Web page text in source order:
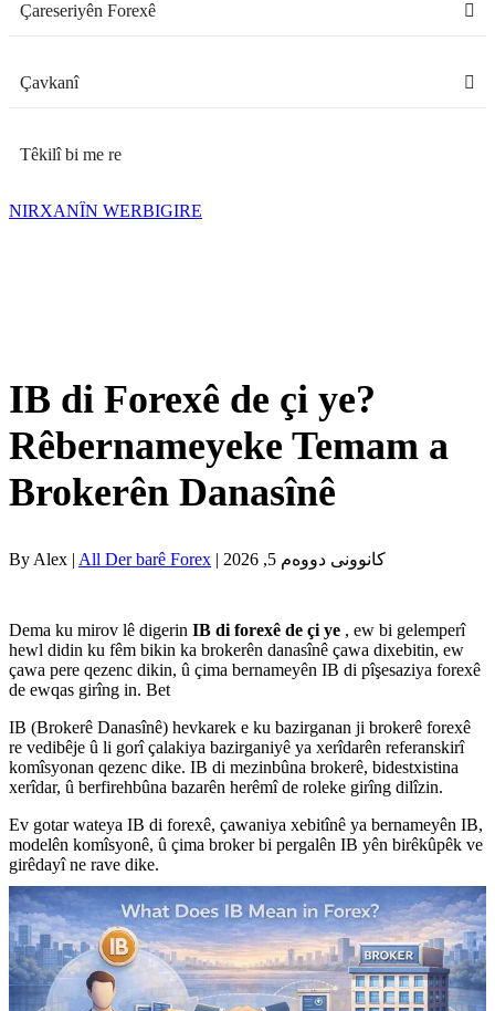
Çareseriyên Forexê
Çavkanî
Têkilî bi me re
NIRXANÎN WERBIGIRE
IB di Forexê de çi ye?
Rêbernameyeke Temam a
Brokerên Danasînê
By Alex | All Der barê Forex | کانوونی دووەم 5, 2026
Dema ku mirov lê digerin IB di forexê de çi ye , ew bi gelemperî
hewl didin ku fêm bikin ka brokerên danasînê çawa dixebitin, ew
çawa pere qezenc dikin, û çima bernameyên IB di pîşesaziya forexê
de ewqas girîng in. Bet
IB (Brokerê Danasînê) hevkarek e ku bazirganan ji brokerê forexê
re vedibêje û li gorî çalakiya bazirganiyê ya xerîdarên referanskirî
komîsyonan qezenc dike. IB di mezinbûna brokerê, bidestxistina
xerîdar, û berfirehbûna bazarên herêmî de roleke girîng dilîzin.
Ev gotar wateya IB di forexê, çawaniya xebitînê ya bernameyên IB,
modelên komîsyonê, û çima broker bi pergalên IB yên birêkûpêk ve
girêdayî ne rave dike.